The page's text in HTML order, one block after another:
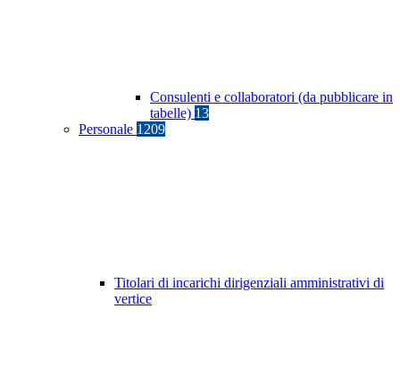
Consulenti e collaboratori (da pubblicare in
tabelle) 13
Personale 1209
Titolari di incarichi dirigenziali amministrativi di
vertice